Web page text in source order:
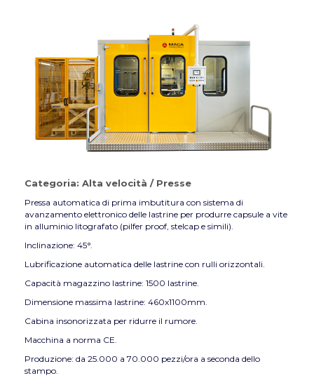
Categoria: Alta velocità / Presse
Pressa automatica di prima imbutitura con sistema di
avanzamento elettronico delle lastrine per produrre capsule a vite
in alluminio litografato (pilfer proof, stelcap e simili).
Inclinazione: 45°.
Lubrificazione automatica delle lastrine con rulli orizzontali.
Capacità magazzino lastrine: 1500 lastrine.
Dimensione massima lastrine: 460x1100mm.
Cabina insonorizzata per ridurre il rumore.
Macchina a norma CE.
Produzione: da 25.000 a 70.000 pezzi/ora a seconda dello
stampo.